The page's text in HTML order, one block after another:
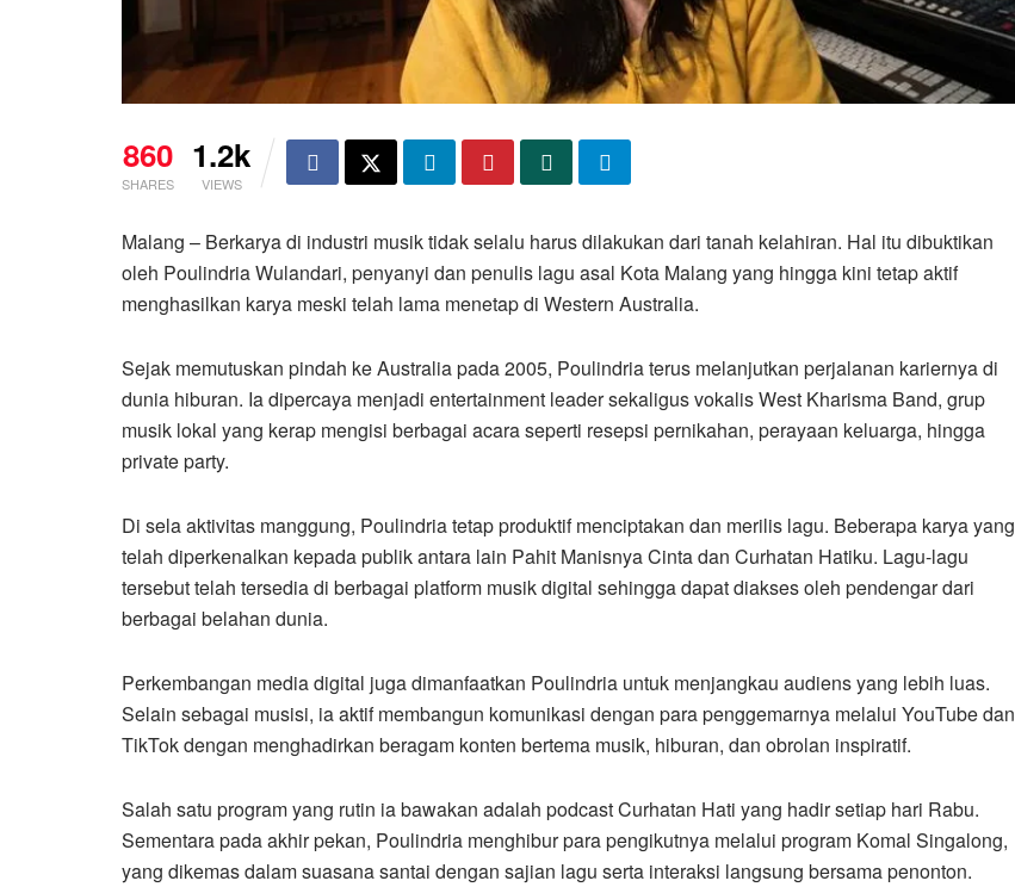
860
SHARES
1.2k
VIEWS
Malang – Berkarya di industri musik tidak selalu harus dilakukan dari tanah kelahiran. Hal itu dibuktikan
oleh Poulindria Wulandari, penyanyi dan penulis lagu asal Kota Malang yang hingga kini tetap aktif
menghasilkan karya meski telah lama menetap di Western Australia.
Sejak memutuskan pindah ke Australia pada 2005, Poulindria terus melanjutkan perjalanan kariernya di
dunia hiburan. Ia dipercaya menjadi entertainment leader sekaligus vokalis West Kharisma Band, grup
musik lokal yang kerap mengisi berbagai acara seperti resepsi pernikahan, perayaan keluarga, hingga
private party.
Di sela aktivitas manggung, Poulindria tetap produktif menciptakan dan merilis lagu. Beberapa karya yang
telah diperkenalkan kepada publik antara lain Pahit Manisnya Cinta dan Curhatan Hatiku. Lagu-lagu
tersebut telah tersedia di berbagai platform musik digital sehingga dapat diakses oleh pendengar dari
berbagai belahan dunia.
Perkembangan media digital juga dimanfaatkan Poulindria untuk menjangkau audiens yang lebih luas.
Selain sebagai musisi, ia aktif membangun komunikasi dengan para penggemarnya melalui YouTube dan
TikTok dengan menghadirkan beragam konten bertema musik, hiburan, dan obrolan inspiratif.
Salah satu program yang rutin ia bawakan adalah podcast Curhatan Hati yang hadir setiap hari Rabu.
Sementara pada akhir pekan, Poulindria menghibur para pengikutnya melalui program Komal Singalong,
yang dikemas dalam suasana santai dengan sajian lagu serta interaksi langsung bersama penonton.